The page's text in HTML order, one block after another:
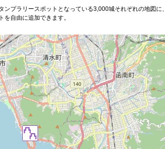
ンプラリースポットとなっている3,000城それぞれの地図に、
自由に追加できます。